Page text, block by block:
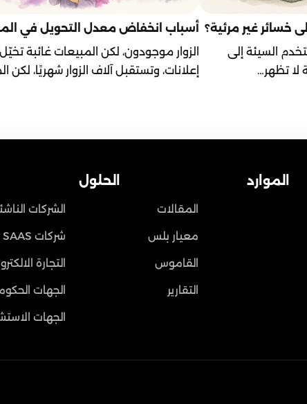
خسائر غير مرئية؟
السيئة إلى
لا تظهر…
أسباب انخفاض معدل التحويل في
الزوار موجودون، لكن المبيعات غائبة
إعلانات، وتستقبل آلاف الزوار شهريًا، لكن
الحلول
الشركات
شركات SAAS
التجارة
الجهات
الجهات
الموارد
المقالات
معيار بلس
القاموس
التقارير